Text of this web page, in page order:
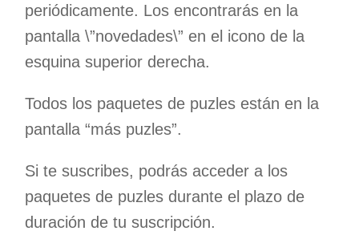
periódicamente. Los encontrarás en la
pantalla \”novedades\” en el icono de la
esquina superior derecha.
Todos los paquetes de puzles están en la
pantalla “más puzles”.
Si te suscribes, podrás acceder a los
paquetes de puzles durante el plazo de
duración de tu suscripción.